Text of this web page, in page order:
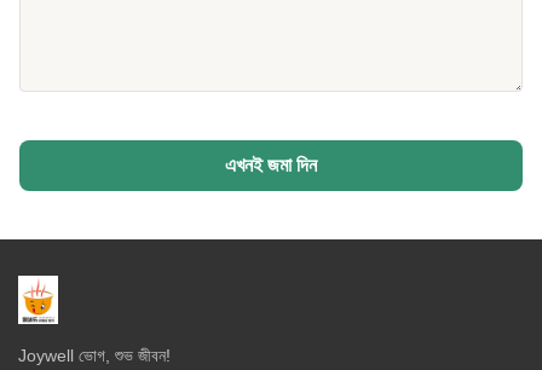
এখনই জমা দিন
Joywell ভোগ, শুভ জীবন!